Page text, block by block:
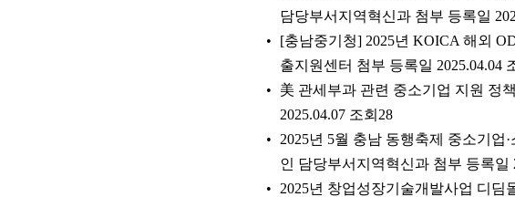
담당부서지역혁신과 첨부 등록일
[충남중기청] 2025년 KOICA 해외
출지원센터 첨부 등록일 2025.04.04
美 관세부과 관련 중소기업 지원 정
2025.04.07 조회28
2025년 5월 충남 동행축제 중소기업
인 담당부서지역혁신과 첨부 등록일
2025년 창업성장기술개발사업 디